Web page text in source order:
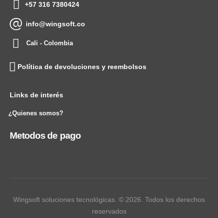
+57 316 7380424
info@wingsoft.co
Cali - Colombia
Política de devoluciones y reembolsos
Links de interés
¿Quienes somos?
Metodos de pago
Wingsoft soluciones tecnológicas. © 2026. Todos los derechos
reservados